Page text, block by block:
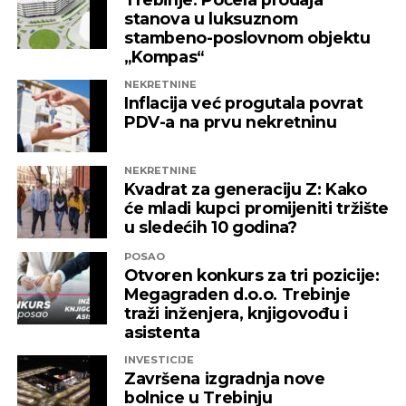
nadležne institucije da što prije pronađu
adekvatno rješenje kako ni jedna druga
domaća kompanija u budućnosti ne bi bila
izložena nezabilježenoj diskriminaciji”
saopšteno je iz “Invictusa”.
Kažu i da su sada izloženi potezima koji nemaju bilo
kakve veze sa normalnim poslovanjem i
poštovanjem zakonskih normi, a da ih relevantne
institucije kao savjesnog poslovnog subjekta nisu u
stanju zaštiti, zbog čega moraju priznati da je teško
pronaći adekvatniji odgovor koji ne bi uključivao
ozbiljnije rezove u samoj kompaniji.
Podsjetimo, 18. juna ove godine američka
uvela je sankcije nizu kompanija koje “čine mrežu
podrške predsjedniku Republike Srpske Miloradu
stanova u luksuznom
stambeno-poslovnom objektu
„Kompas“
NEKRETNINE
Inflacija već progutala povrat
PDV-a na prvu nekretninu
NEKRETNINE
Kvadrat za generaciju Z: Kako
će mladi kupci promijeniti tržište
u sledećih 10 godina?
POSAO
Otvoren konkurs za tri pozicije:
Megagraden d.o.o. Trebinje
traži inženjera, knjigovođu i
asistenta
INVESTICIJE
Završena izgradnja nove
bolnice u Trebinju